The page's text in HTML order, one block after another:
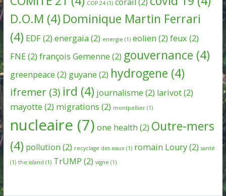
COP 24(1)
D.O.M (4) Dominique Martin Ferrari
(4) EDF(2) energaia (2) energie (1) eolien (2) feux (2)
FNE(2) françois Gemenne (2) gouvernance (4)
greenpeace (2) guyane (2) hydrogene (4)
ifremer(3) ird (4) journalisme (2) larivot(2)
mayotte (2) migrations (2) montpellier(1)
nucleaire (7) one health (2) Outre-mers
(4) pollution (2) recyclage des eaux (1) romain Loury(2) santé
(1) the island (1) TrUMP (2) vigne (1)